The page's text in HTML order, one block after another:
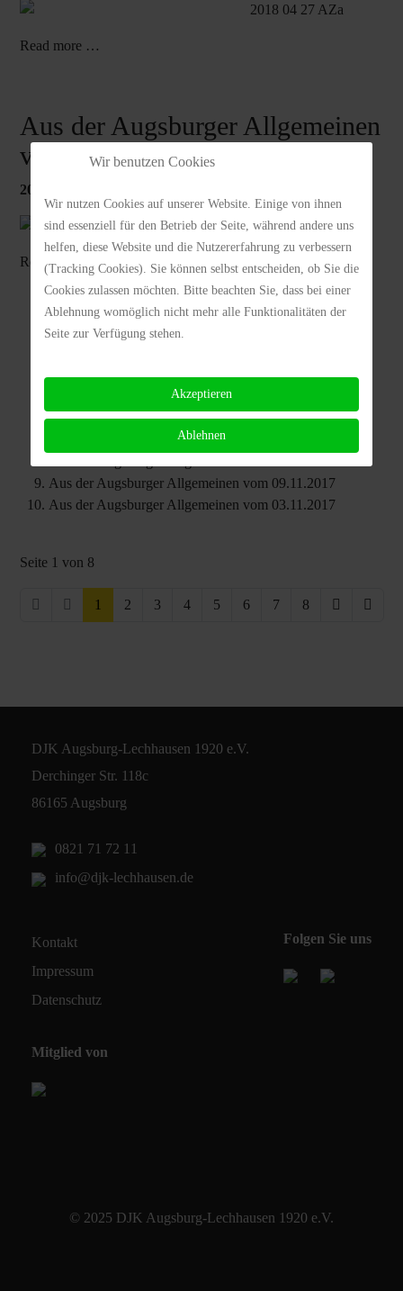
Read more …
Aus der Augsburger Allgemeinen
vom 19.04.2018
20. April 2018
Read more …
Aus der Augsburger Allgemeinen vom 12.04.2018
Aus der Augsburger Allgemeinen vom 06.04.2018
Aus der Augsburger Allgemeinen vom 22.03.2018
Aus der Augsburger Allgemeinen vom 15.03.2018
Aus der Augsburger Allgemeinen vom 08.02.2018
Aus der Augsburger Allgemeinen vom 11.01.2018
Aus der Augsburger Allgemeinen vom 09.11.2017
Aus der Augsburger Allgemeinen vom 03.11.2017
Seite 1 von 8
1 2 3 4 5 6 7 8
DJK Augsburg-Lechhausen 1920 e.V.
Derchinger Str. 118c
86165 Augsburg
0821 71 72 11
info@djk-lechhausen.de
Kontakt
Impressum
Datenschutz
Folgen Sie uns
Mitglied von
© 2025 DJK Augsburg-Lechhausen 1920 e.V.
Wir benutzen Cookies
Wir nutzen Cookies auf unserer Website. Einige von ihnen
sind essenziell für den Betrieb der Seite, während andere uns
helfen, diese Website und die Nutzererfahrung zu verbessern
(Tracking Cookies). Sie können selbst entscheiden, ob Sie die
Cookies zulassen möchten. Bitte beachten Sie, dass bei einer
Ablehnung womöglich nicht mehr alle Funktionalitäten der
Seite zur Verfügung stehen.
Akzeptieren
Ablehnen